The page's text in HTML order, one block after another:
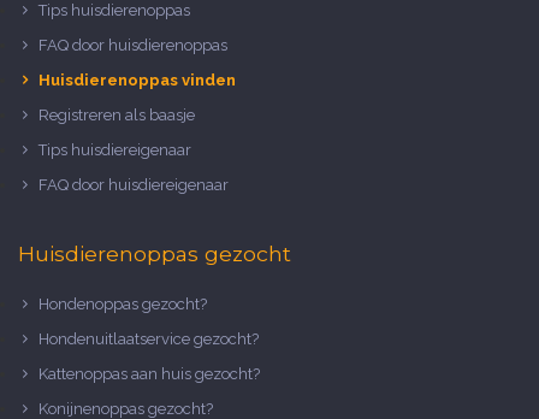
Tips huisdierenoppas
FAQ door huisdierenoppas
Huisdierenoppas vinden
Registreren als baasje
Tips huisdiereigenaar
FAQ door huisdiereigenaar
Huisdierenoppas gezocht
Hondenoppas gezocht?
Hondenuitlaatservice gezocht?
Kattenoppas aan huis gezocht?
Konijnenoppas gezocht?